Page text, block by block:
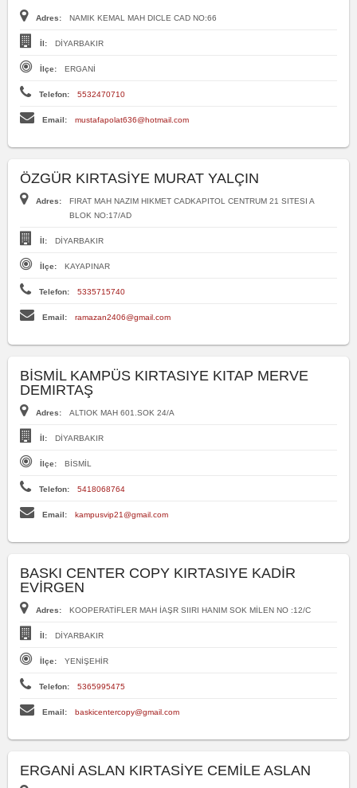
Adres: NAMIK KEMAL MAH DICLE CAD NO:66
İl: DİYARBAKIR
İlçe: ERGANİ
Telefon: 5532470710
Email: mustafapolat636@hotmail.com
ÖZGÜR KIRTASİYE MURAT YALÇIN
Adres:
FIRAT MAH NAZIM HIKMET CADKAPITOL CENTRUM 21 SITESI A
BLOK NO:17/AD
İl: DİYARBAKIR
İlçe: KAYAPINAR
Telefon: 5335715740
Email: ramazan2406@gmail.com
BİSMİL KAMPÜS KIRTASIYE KITAP MERVE
DEMIRTAŞ
Adres: ALTIOK MAH 601.SOK 24/A
İl: DİYARBAKIR
İlçe: BİSMİL
Telefon: 5418068764
Email: kampusvip21@gmail.com
BASKI CENTER COPY KIRTASIYE KADİR
EVİRGEN
Adres: KOOPERATİFLER MAH İAŞR SIIRI HANIM SOK MİLEN NO :12/C
İl: DİYARBAKIR
İlçe: YENİŞEHİR
Telefon: 5365995475
Email: baskicentercopy@gmail.com
ERGANİ ASLAN KIRTASİYE CEMİLE ASLAN